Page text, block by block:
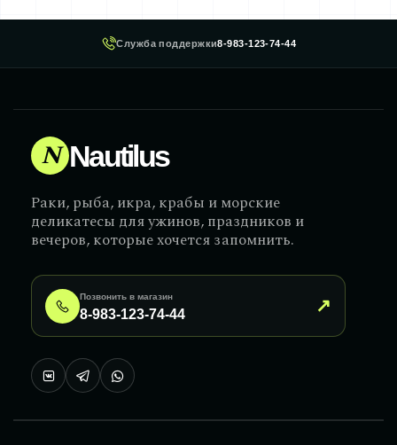
Служба поддержки8-983-123-74-44
N Nautilus
Раки, рыба, икра, крабы и морские
деликатесы для ужинов, праздников и
вечеров, которые хочется запомнить.
Позвонить в магазин
8-983-123-74-44 ↗